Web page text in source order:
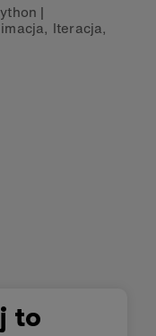
|
, Iteracja,
to